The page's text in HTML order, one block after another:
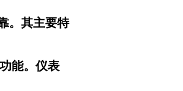
。其主要特
能。仪表